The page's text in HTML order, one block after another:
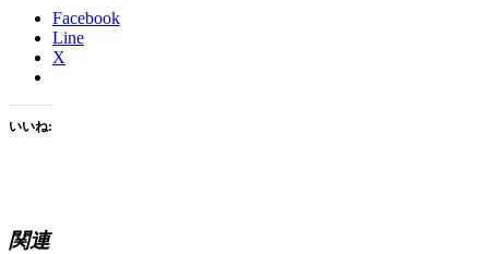
Facebook
Line
X
いいね:
関連